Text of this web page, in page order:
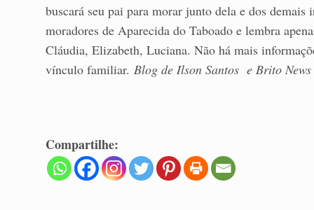
buscará seu pai para morar junto dela e dos
moradores de Aparecida do Taboado e lembra
Cláudia, Elizabeth, Luciana. Não há mais
vínculo familiar. Blog de Ilson Santos e Brito News
Compartilhe: